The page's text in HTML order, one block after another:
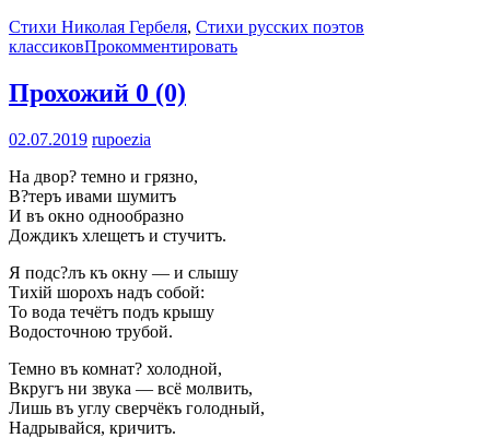
Стихи Николая Гербеля, Стихи русских поэтов
классиковПрокомментировать
Прохожий 0 (0)
02.07.2019 rupoezia
На двор? темно и грязно,
В?теръ ивами шумитъ
И въ окно однообразно
Дождикъ хлещетъ и стучитъ.
Я подс?лъ къ окну — и слышу
Тихій шорохъ надъ собой:
То вода течётъ подъ крышу
Водосточною трубой.
Темно въ комнат? холодной,
Вкругъ ни звука — всё молвить,
Лишь въ углу сверчёкъ голодный,
Надрывайся, кричитъ.